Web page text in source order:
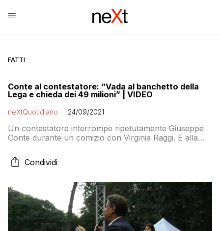
FATTI
Conte al contestatore: “Vada al banchetto della
Lega e chieda dei 49 milioni” | VIDEO
neXtQuotidiano 24/09/2021
Un contestatore interrompe ripetutamente Giuseppe
Conte durante un comizio con Virginia Raggi. E alla
Condividi